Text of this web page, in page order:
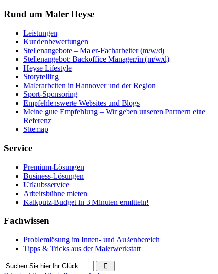
Rund um Maler Heyse
Leistungen
Kundenbewertungen
Stellenangebote – Maler-Facharbeiter (m/w/d)
Stellenangebot: Backoffice Manager/in (m/w/d)
Heyse Lifestyle
Storytelling
Malerarbeiten in Hannover und der Region
Sport-Sponsoring
Empfehlenswerte Websites und Blogs
Meine gute Empfehlung – Wir geben unseren Partnern eine
Referenz
Sitemap
Service
Premium-Lösungen
Business-Lösungen
Urlaubsservice
Arbeitsbühne mieten
Kalkputz-Budget in 3 Minuten ermitteln!
Fachwissen
Problemlösung im Innen- und Außenbereich
Tipps & Tricks aus der Malerwerkstatt